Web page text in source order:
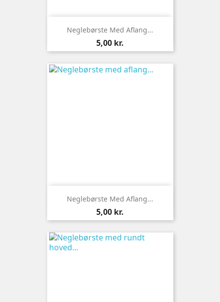
Neglebørste Med Aflang...
Pris
5,00 kr.
Neglebørste Med Aflang...
Pris
5,00 kr.